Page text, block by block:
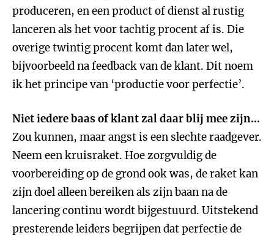
produceren, en een product of dienst al rustig
lanceren als het voor tachtig procent af is. Die
overige twintig procent komt dan later wel,
bijvoorbeeld na feedback van de klant. Dit noem
ik het principe van ‘productie voor perfectie’.
Niet iedere baas of klant zal daar blij mee zijn...
Zou kunnen, maar angst is een slechte raadgever.
Neem een kruisraket. Hoe zorgvuldig de
voorbereiding op de grond ook was, de raket kan
zijn doel alleen bereiken als zijn baan na de
lancering continu wordt bijgestuurd. Uitstekend
presterende leiders begrijpen dat perfectie de